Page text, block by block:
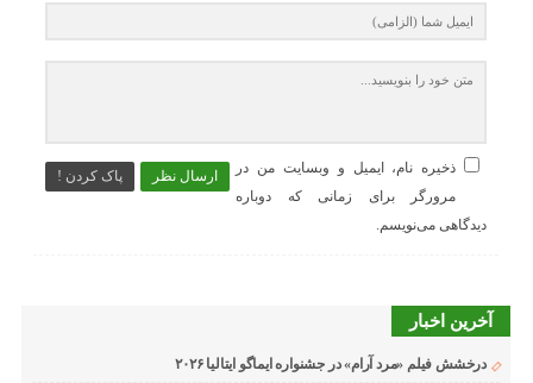
ارسال نظر پاک کردن !
ذخیره نام، ایمیل و وبسایت من در
مرورگر برای زمانی که دوباره
دیدگاهی می‌نویسم.
آخرین اخبار
درخشش فیلم «مرد آرام» در جشنواره ایماگو ایتالیا ۲۰۲۶